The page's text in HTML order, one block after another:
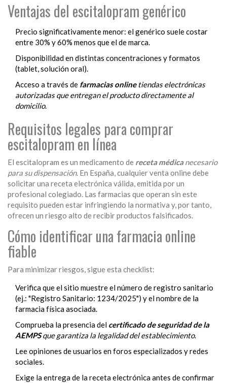
Ventajas del escitalopram genérico
Precio significativamente menor: el genérico suele costar
entre 30% y 60% menos que el de marca.
Disponibilidad en distintas concentraciones y formatos
(tablet, solución oral).
Acceso a través de farmacias online tiendas electrónicas
autorizadas que entregan el producto directamente al
domicilio.
Requisitos legales para comprar
escitalopram en línea
El escitalopram es un medicamento de receta médica necesario
para su dispensación. En España, cualquier venta online debe
solicitar una receta electrónica válida, emitida por un
profesional colegiado. Las farmacias que operan sin este
requisito pueden estar infringiendo la normativa y, por tanto,
ofrecen un riesgo alto de recibir productos falsificados.
Cómo identificar una farmacia online
fiable
Para minimizar riesgos, sigue esta checklist:
Verifica que el sitio muestre el número de registro sanitario
(ej.: "Registro Sanitario: 1234/2025") y el nombre de la
farmacia física asociada.
Comprueba la presencia del certificado de seguridad de la
AEMPS que garantiza la legalidad del establecimiento.
Lee opiniones de usuarios en foros especializados y redes
sociales.
Exige la entrega de la receta electrónica antes de confirmar